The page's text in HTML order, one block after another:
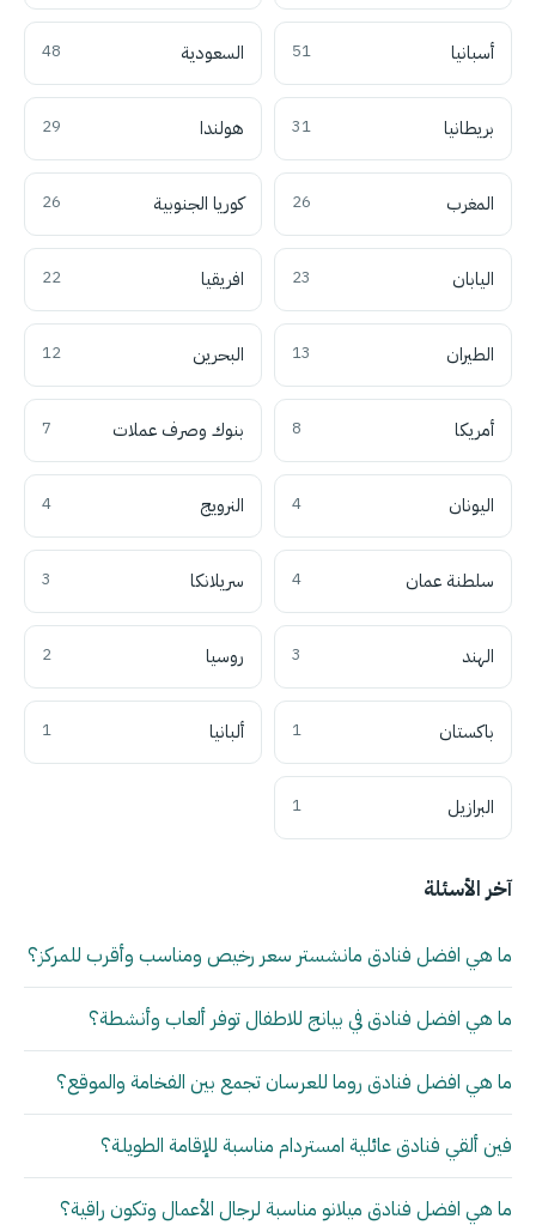
أسبانيا 51 السعودية 48
بريطانيا 31 هولندا 29
المغرب 26 كوريا الجنوبية 26
اليابان 23 افريقيا 22
الطيران 13 البحرين 12
أمريكا 8 بنوك وصرف عملات 7
اليونان 4 النرويج 4
سلطنة عمان 4 سريلانكا 3
الهند 3 روسيا 2
باكستان 1 ألبانيا 1
البرازيل 1
آخر الأسئلة
ما هي افضل فنادق مانشستر سعر رخيص ومناسب وأقرب للمركز؟
ما هي افضل فنادق في بيانج للاطفال توفر ألعاب وأنشطة؟
ما هي افضل فنادق روما للعرسان تجمع بين الفخامة والموقع؟
فين ألقي فنادق عائلية امستردام مناسبة للإقامة الطويلة؟
ما هي افضل فنادق ميلانو مناسبة لرجال الأعمال وتكون راقية؟